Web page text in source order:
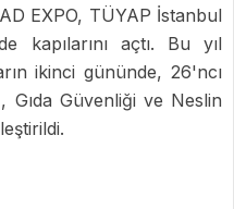
EXPO, TÜYAP İstanbul
kapılarını açtı. Bu yıl
ikinci gününde, 26'ncı
Gıda Güvenliği ve Neslin